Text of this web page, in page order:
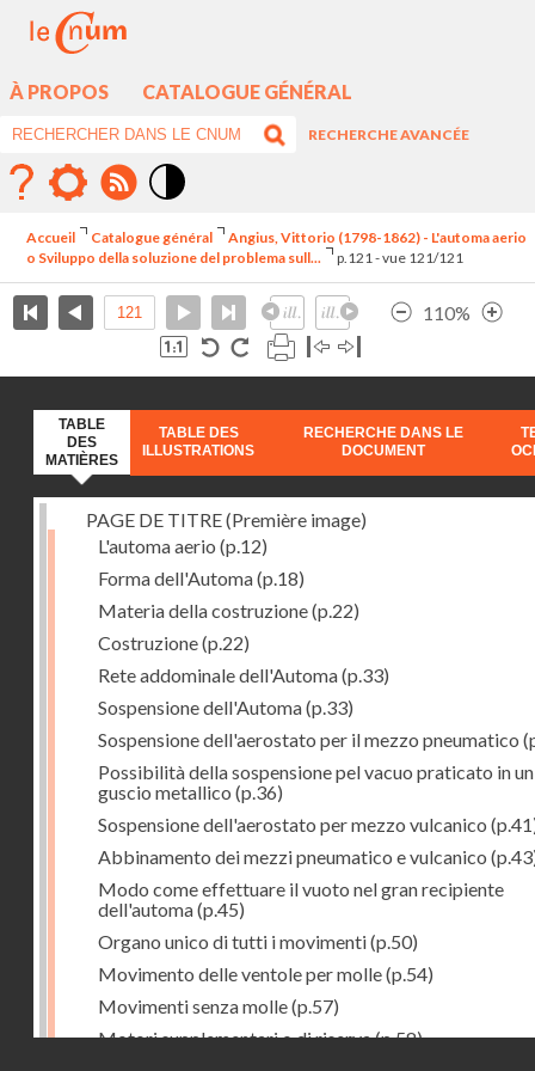
À PROPOS CATALOGUE GÉNÉRAL
RECHERCHE AVANCÉE
élévé
Accueil Catalogue général
Angius, Vittorio (1798-1862) - L'automa aerio
o Sviluppo della soluzione del problema sull...
p.121 - vue 121/121
110%
TABLE
DES
MATIÈRES
TABLE DES
ILLUSTRATIONS
RECHERCHE DANS LE
DOCUMENT
PAGE DE TITRE (Première image)
L'automa aerio (p.12)
Forma dell'Automa(p.18)
Materia della costruzione(p.22)
Costruzione(p.22)
Rete addominale dell'Automa(p.33)
Sospensione dell'Automa(p.33)
Sospensione dell'aerostato per il mezzo pneumatico
Possibilità della sospensione pel vacuo praticato in un
guscio metallico (p.36)
Sospensione dell'aerostato per mezzo vulcanico
Abbinamento dei mezzi pneumatico e vulcanico
Modo come effettuare il vuoto nel gran recipiente
dell'automa(p.45)
Organo unico di tutti i movimenti(p.50)
Movimento delle ventole per molle(p.54)
Movimenti senza molle(p.57)
Motori supplementari o di riserva(p.58)